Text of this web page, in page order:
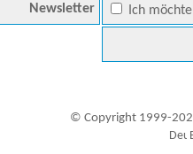
Newsletter Ich
© Copyright 1999-